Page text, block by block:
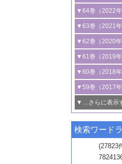
3号 有機分子変
光触媒に関する
B号 第137回触
2号 水素製造の
る最近の研究
3号 オレフィン
る最新技術
4号 アルコール
る非貴金属触媒
5号 ゼオライト
究動向
6号 ヘテロ接合
B号 第135回触
2号 規制反応場
の新展開
3号 未踏分子変
ロセスの最前線
4号 シンクロト
線を利用した触
5号 単原子触媒
6号 参照触媒委
B号 第133回触
1号 炭素が関わ
2号 プラスチッ
ための触媒技術
3号 非酸化物系
触媒材料の開発
4号 格子酸素・
触媒反応
5号 生体触媒に
6号 窒素とリン
能性材料
▼64巻（2022年
1号 合成ガス製
ズ合成の最新動向
2号 化学品合成
3号 CO の排出
めの触媒技術
4号 若手による
若き触媒の研究
若き触媒の研究
6号 石油のノー
触媒技術
▼63巻（2021年
1号 金触媒の新展
2号 ペロブスカイ
3号 特殊反応場
換反応
4号 多孔質材料
5号 情報学的手
6号 カーボンニ
技術
B号 第127回触
ライン開催
▼62巻（2020年
1号 触媒設計を
タリゼーション
2号 機能化学品
触媒的酸化反応
3号 水処理のた
4号 光触媒を用
動向
5号 次世代の触
▼61巻（2019年
1号 物質移動制
ス開発
2号 CO2 フリー
関わる触媒開発
3号 精密高分子
動向
4号 バイオマス
▼60巻（2018年
1号 固体酸触媒
2号 二酸化炭素
3号 ナノ粒子・
4号 60周年記念
5号 進化するゼ
6号 非貴金属系
▼59巻（2017年
1号 いたるとこ
最先端技術
3号 無機分離膜
ロセスへの適用
▼…さらに表示
1号 ユニークな構
2号 リグニンか
▼57巻（2015年）
1号 水素キャリ
▼56巻（2014年
検索ワード
(27823
7824136